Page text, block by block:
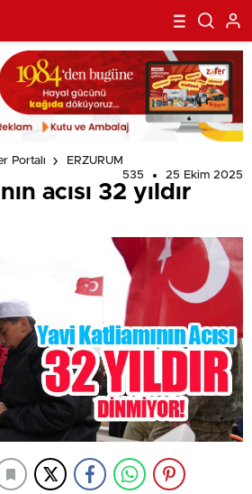
Portalı
ERZURUM
535
25 Ekim 2025
acısı 32 yıldır